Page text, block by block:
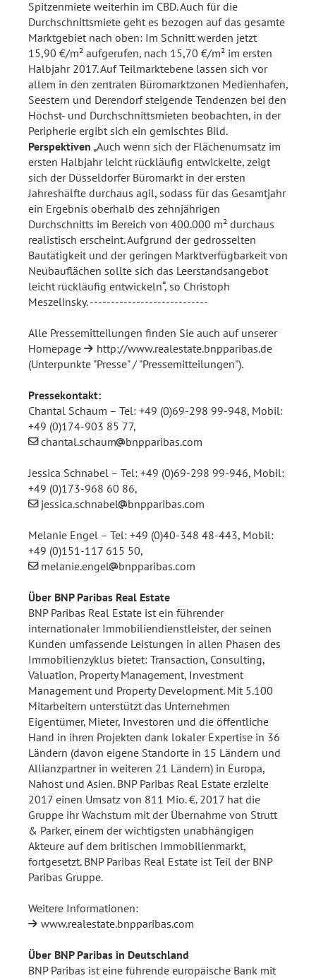
Spitzenmiete weiterhin im CBD. Auch für die
Durchschnittsmiete geht es bezogen auf das gesamte
Marktgebiet nach oben: Im Schnitt werden jetzt
15,90 €/m² aufgerufen, nach 15,70 €/m² im ersten
Halbjahr 2017. Auf Teilmarktebene lassen sich vor
allem in den zentralen Büromarktzonen Medienhafen,
Seestern und Derendorf steigende Tendenzen bei den
Höchst- und Durchschnittsmieten beobachten, in der
Peripherie ergibt sich ein gemischtes Bild.
Perspektiven „Auch wenn sich der Flächenumsatz im
ersten Halbjahr leicht rückläufig entwickelte, zeigt
sich der Düsseldorfer Büromarkt in der ersten
Jahreshälfte durchaus agil, sodass für das Gesamtjahr
ein Ergebnis oberhalb des zehnjährigen
Durchschnitts im Bereich von 400.000 m² durchaus
realistisch erscheint. Aufgrund der gedrosselten
Bautätigkeit und der geringen Marktverfügbarkeit von
Neubauflächen sollte sich das Leerstandsangebot
leicht rückläufig entwickeln“, so Christoph
Meszelinsky. ----------------------------
Alle Pressemitteilungen finden Sie auch auf unserer
Homepage
http://www.realestate.bnpparibas.de
(Unterpunkte "Presse" / "Pressemitteilungen").
Pressekontakt:
Chantal Schaum – Tel: +49 (0)69-298 99-948, Mobil:
+49 (0)174-903 85 77,
chantal.schaum
bnpparibas.com
Jessica Schnabel – Tel: +49 (0)69-298 99-946, Mobil:
+49 (0)173-968 60 86,
jessica.schnabel
bnpparibas.com
Melanie Engel – Tel: +49 (0)40-348 48-443, Mobil:
+49 (0)151-117 615 50,
melanie.engel
bnpparibas.com
Über BNP Paribas Real Estate
BNP Paribas Real Estate ist ein führender
internationaler Immobiliendienstleister, der seinen
Kunden umfassende Leistungen in allen Phasen des
Immobilienzyklus bietet: Transaction, Consulting,
Valuation, Property Management, Investment
Management und Property Development. Mit 5.100
Mitarbeitern unterstützt das Unternehmen
Eigentümer, Mieter, Investoren und die öffentliche
Hand in ihren Projekten dank lokaler Expertise in 36
Ländern (davon eigene Standorte in 15 Ländern und
Allianzpartner in weiteren 21 Ländern) in Europa,
Nahost und Asien. BNP Paribas Real Estate erzielte
2017 einen Umsatz von 811 Mio. €. 2017 hat die
Gruppe ihr Wachstum mit der Übernahme von Strutt
& Parker, einem der wichtigsten unabhängigen
Akteure auf dem britischen Immobilienmarkt,
fortgesetzt. BNP Paribas Real Estate ist Teil der BNP
Paribas Gruppe.
Weitere Informationen:
www.realestate.bnpparibas.com
Über BNP Paribas in Deutschland
BNP Paribas ist eine führende europäische Bank mit